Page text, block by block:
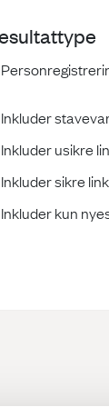
Inkluder
Inkluder usikre
Inkluder sikre
Inkluder kun